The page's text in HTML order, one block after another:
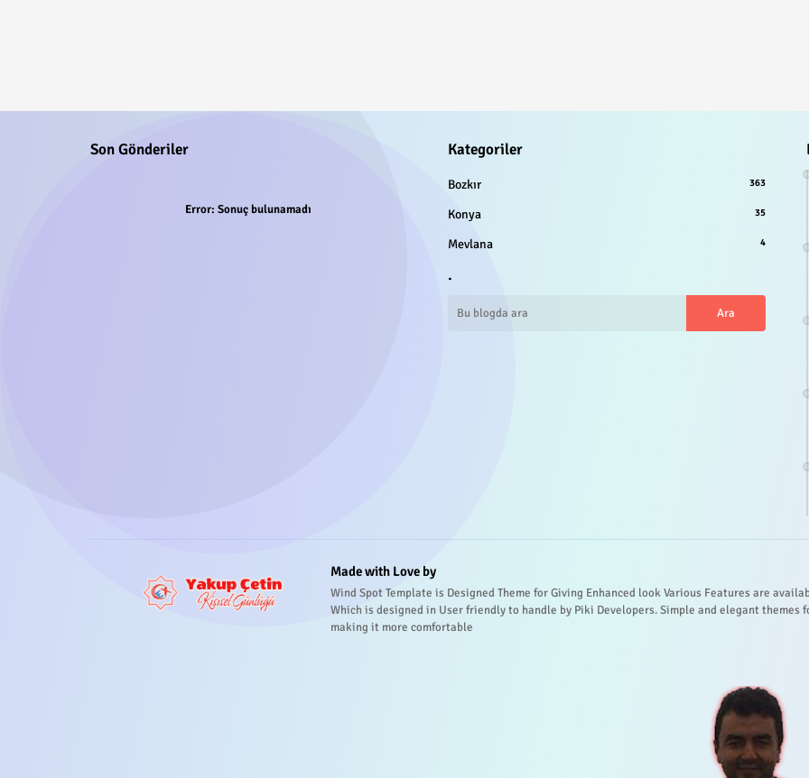
Son Gönderiler
Error: Sonuç bulunamadı
Kategoriler
Bozkır 363
Konya 35
Mevlana 4
.
Made with Love by
Wind Spot Template is Designed Theme for Giving Enhanced look Various Features are
Which is designed in User friendly to handle by Piki Developers. Simple and elegant themes
making it more comfortable